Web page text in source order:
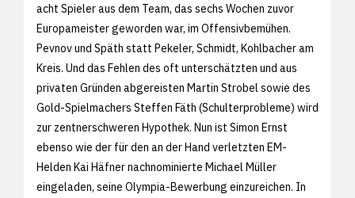
acht Spieler aus dem Team, das sechs Wochen zuvor
Europameister geworden war, im Offensivbemühen.
Pevnov und Späth statt Pekeler, Schmidt, Kohlbacher am
Kreis. Und das Fehlen des oft unterschätzten und aus
privaten Gründen abgereisten Martin Strobel sowie des
Gold-Spielmachers Steffen Fäth (Schulterprobleme) wird
zur zentnerschweren Hypothek. Nun ist Simon Ernst
ebenso wie der für den an der Hand verletzten EM-
Helden Kai Häfner nachnominierte Michael Müller
eingeladen, seine Olympia-Bewerbung einzureichen. In